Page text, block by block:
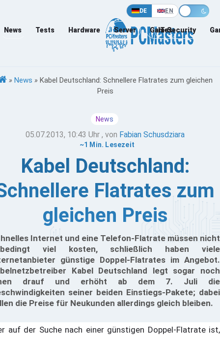
DE EN
News Tests Hardware Server Games
IT-Security
» News » Kabel Deutschland: Schnellere Flatrates zum gleichen
Preis
News
05.07.2013, 10:43 Uhr , von Fabian Schusdziara
~1 Min. Lesezeit
Kabel Deutschland:
Flatrates zum
gleichen Preis
Internet und eine Telefon-Flatrate müssen nicht
viel kosten, schließlich haben viele
günstige Doppel-Flatrates im Angebot.
Kabel Deutschland legt sogar noch
drauf und erhöht ab dem 7. Juli die
seiner beiden Einstiegs-Pakete; dabei
die Preise für Neukunden allerdings gleich bleiben.
auf der Suche nach einer günstigen Doppel-Flatrate ist,